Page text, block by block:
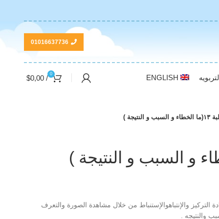
01016637736
ENGLISH
0
/
$0,00
و السبب و النتيجة )
التركيز والإنتباهوالإستنباط من خلال مشاهدة الصورة والتعرف
والنتيجه .